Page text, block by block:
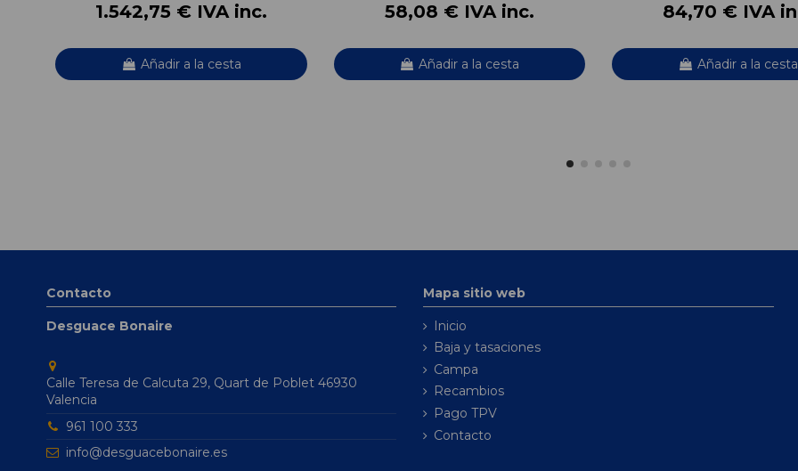
1.542,75 € IVA inc.
Añadir a la cesta
58,08 € IVA inc.
Añadir a la cesta
84,70 € IVA
Añadir a la cesta
Contacto
Desguace Bonaire
Calle Teresa de Calcuta 29, Quart de Poblet 46930
Valencia
961 100 333
info@desguacebonaire.es
Mapa sitio web
Inicio
Baja y tasaciones
Campa
Recambios
Pago TPV
Contacto